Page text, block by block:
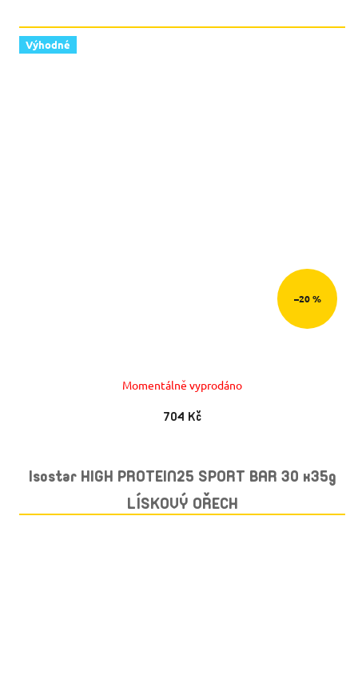
Výhodné
–20 %
Momentálně vyprodáno
704 Kč
Isostar HIGH PROTEIN25 SPORT BAR 30 x35g
LÍSKOVÝ OŘECH